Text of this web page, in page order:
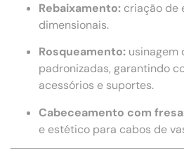
Rebaixamento: criação de
dimensionais.
Rosqueamento: usinagem
padronizadas, garantindo
acessórios e suportes.
Cabeceamento com
e estético para cabos de